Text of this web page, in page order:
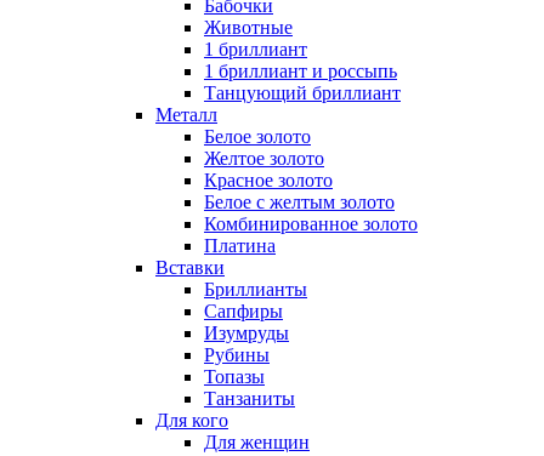
Бабочки
Животные
1 бриллиант
1 бриллиант и россыпь
Танцующий бриллиант
Металл
Белое золото
Желтое золото
Красное золото
Белое с желтым золото
Комбинированное золото
Платина
Вставки
Бриллианты
Сапфиры
Изумруды
Рубины
Топазы
Танзаниты
Для кого
Для женщин